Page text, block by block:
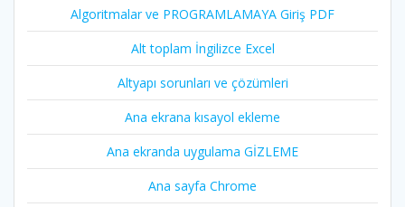
Algoritmalar ve PROGRAMLAMAYA Giriş PDF
Alt toplam İngilizce Excel
Altyapı sorunları ve çözümleri
Ana ekrana kısayol ekleme
Ana ekranda uygulama GİZLEME
Ana sayfa Chrome